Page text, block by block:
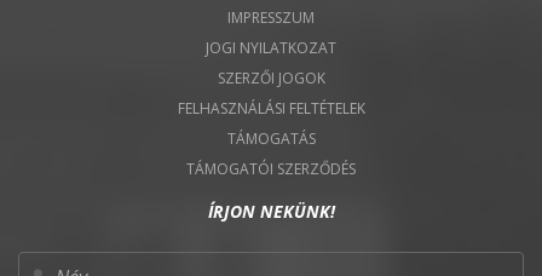
IMPRESSZUM
JOGI NYILATKOZAT
SZERZŐI JOGOK
FELHASZNÁLÁSI FELTÉTELEK
TÁMOGATÁS
TÁMOGATÓI SZERZŐDÉS
ÍRJON NEKÜNK!